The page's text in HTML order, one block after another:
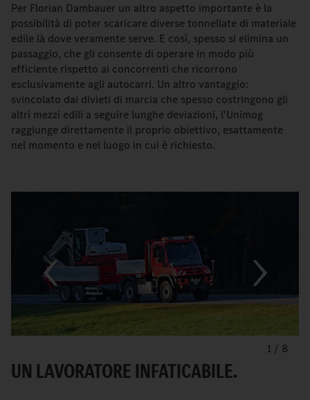
Per Florian Dambauer un altro aspetto importante è la
possibilità di poter scaricare diverse tonnellate di materiale
edile là dove veramente serve. E così, spesso si elimina un
passaggio, che gli consente di operare in modo più
efficiente rispetto ai concorrenti che ricorrono
esclusivamente agli autocarri. Un altro vantaggio:
svincolato dai divieti di marcia che spesso costringono gli
altri mezzi edili a seguire lunghe deviazioni, l'Unimog
raggiunge direttamente il proprio obiettivo, esattamente
nel momento e nel luogo in cui è richiesto.
1 / 8
UN LAVORATORE INFATICABILE.